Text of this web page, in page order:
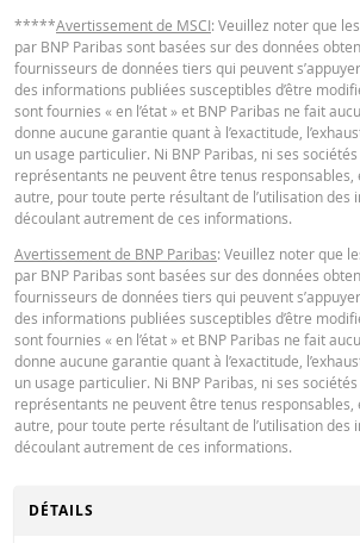
2026 22:16
journalière
24 juil.
2026 22:18
journalière
DOWNLOAD
Historique de réinitialisation
Restrike history
*****Avertissement de MSCI: Veuillez noter que
par BNP Paribas sont basées sur des données
fournisseurs de données tiers qui peuvent
des informations publiées susceptibles d’être
sont fournies « en l’état » et BNP Paribas ne fait
donne aucune garantie quant à l’exactitude,
un usage particulier. Ni BNP Paribas, ni ses
représentants ne peuvent être tenus responsables,
autre, pour toute perte résultant de l’utilisation des
découlant autrement de ces informations.
Avertissement de BNP Paribas: Veuillez noter que
par BNP Paribas sont basées sur des données
fournisseurs de données tiers qui peuvent
des informations publiées susceptibles d’être
sont fournies « en l’état » et BNP Paribas ne fait
donne aucune garantie quant à l’exactitude,
un usage particulier. Ni BNP Paribas, ni ses
représentants ne peuvent être tenus responsables,
autre, pour toute perte résultant de l’utilisation des
découlant autrement de ces informations.
CHANGER
DÉTAILS